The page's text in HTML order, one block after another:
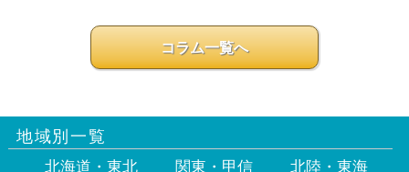
コラム一覧へ
地域別一覧
北海道・東北 関東・甲信 北陸・東海